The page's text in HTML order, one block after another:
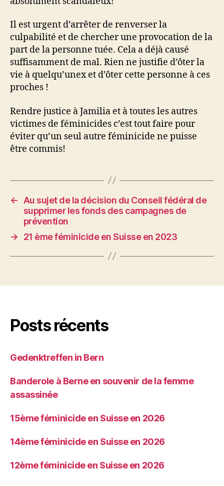
Il est urgent d’arrêter de renverser la
culpabilité et de chercher une provocation de la
part de la personne tuée. Cela a déjà causé
suffisamment de mal. Rien ne justifie d’ôter la
vie à quelqu’unex et d’ôter cette personne à ces
proches !
Rendre justice à Jamilia et à toutes les autres
victimes de féminicides c’est tout faire pour
éviter qu’un seul autre féminicide ne puisse
être commis!
←
Au sujet de la décision du Conseil fédéral de
supprimer les fonds des campagnes de
prévention
→
21 ème féminicide en Suisse en 2023
Posts récents
Gedenktreffen in Bern
Banderole à Berne en souvenir de la femme
assassinée
15ème féminicide en Suisse en 2026
14ème féminicide en Suisse en 2026
12ème féminicide en Suisse en 2026